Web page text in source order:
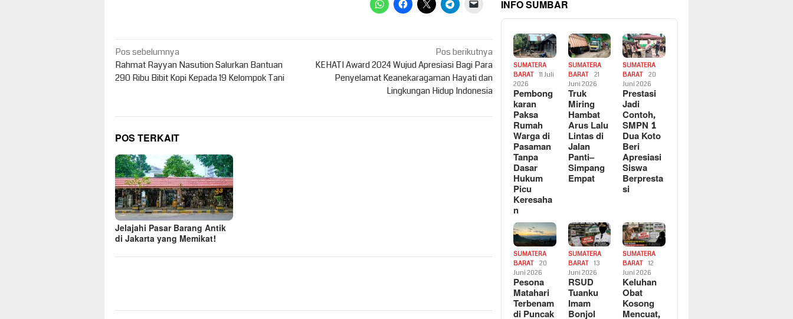
Navigasi
pos
Pos sebelumnya
Rahmat Rayyan Nasution Salurkan Bantuan
290 Ribu Bibit Kopi Kepada 19 Kelompok Tani
Pos berikutnya
KEHATI Award 2024 Wujud Apresiasi Bagi Para
Penyelamat Keanekaragaman Hayati dan
Lingkungan Hidup Indonesia
POS TERKAIT
Jelajahi Pasar Barang Antik
di Jakarta yang Memikat!
INFO SUMBAR
SUMATERA
BARAT
11 Juli
2026
Pembong
karan
Paksa
Rumah
Warga di
Pasaman
Tanpa
Dasar
Hukum
Picu
Keresaha
n
SUMATERA
BARAT
21
Juni 2026
Truk
Miring
Hambat
Arus Lalu
Lintas di
Jalan
Panti–
Simpang
Empat
SUMATERA
BARAT
20
Juni 2026
Prestasi
Jadi
Contoh,
SMPN 1
Dua Koto
Beri
Apresiasi
Siswa
Berpresta
si
SUMATERA
BARAT
20
Juni 2026
Pesona
Matahari
Terbenam
di Puncak
SUMATERA
BARAT
13
Juni 2026
RSUD
Tuanku
Imam
Bonjol
SUMATERA
BARAT
12
Juni 2026
Keluhan
Obat
Kosong
Mencuat,